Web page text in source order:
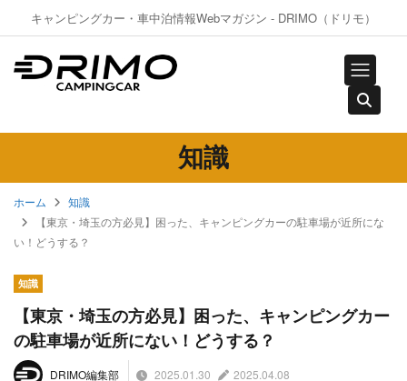
キャンピングカー・車中泊情報Webマガジン - DRIMO（ドリモ）
知識
ホーム
知識
【東京・埼玉の方必見】困った、キャンピングカーの駐車場が近所にな
い！どうする？
知識
【東京・埼玉の方必見】困った、キャンピングカー
の駐車場が近所にない！どうする？
DRIMO編集部 2025.01.30 2025.04.08